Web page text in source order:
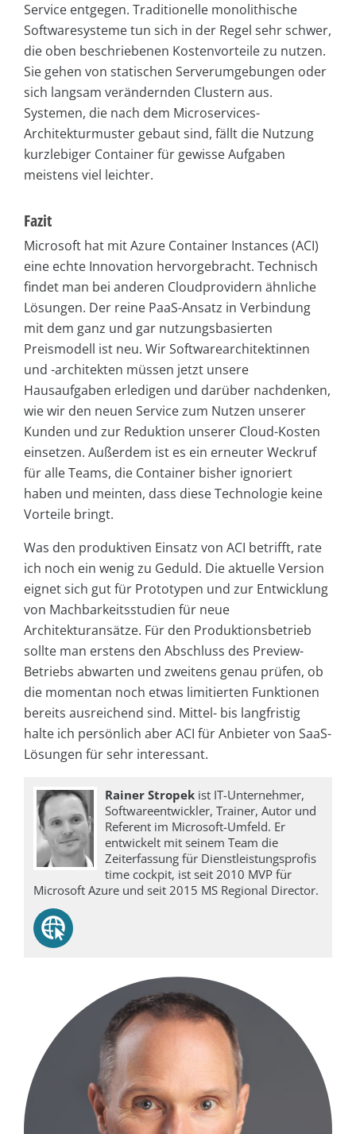
Service entgegen. Traditionelle monolithische
Softwaresysteme tun sich in der Regel sehr schwer,
die oben beschriebenen Kostenvorteile zu nutzen.
Sie gehen von statischen Serverumgebungen oder
sich langsam verändernden Clustern aus.
Systemen, die nach dem Microservices-
Architekturmuster gebaut sind, fällt die Nutzung
kurzlebiger Container für gewisse Aufgaben
meistens viel leichter.
Fazit
Microsoft hat mit Azure Container Instances (ACI)
eine echte Innovation hervorgebracht. Technisch
findet man bei anderen Cloudprovidern ähnliche
Lösungen. Der reine PaaS-Ansatz in Verbindung
mit dem ganz und gar nutzungsbasierten
Preismodell ist neu. Wir Softwarearchitektinnen
und -architekten müssen jetzt unsere
Hausaufgaben erledigen und darüber nachdenken,
wie wir den neuen Service zum Nutzen unserer
Kunden und zur Reduktion unserer Cloud-Kosten
einsetzen. Außerdem ist es ein erneuter Weckruf
für alle Teams, die Container bisher ignoriert
haben und meinten, dass diese Technologie keine
Vorteile bringt.
Was den produktiven Einsatz von ACI betrifft, rate
ich noch ein wenig zu Geduld. Die aktuelle Version
eignet sich gut für Prototypen und zur Entwicklung
von Machbarkeitsstudien für neue
Architekturansätze. Für den Produktionsbetrieb
sollte man erstens den Abschluss des Preview-
Betriebs abwarten und zweitens genau prüfen, ob
die momentan noch etwas limitierten Funktionen
bereits ausreichend sind. Mittel- bis langfristig
halte ich persönlich aber ACI für Anbieter von SaaS-
Lösungen für sehr interessant.
Rainer Stropek ist IT-Unternehmer,
Softwareentwickler, Trainer, Autor und
Referent im Microsoft-Umfeld. Er
entwickelt mit seinem Team die
Zeiterfassung für Dienstleistungsprofis
time cockpit, ist seit 2010 MVP für
Microsoft Azure und seit 2015 MS Regional Director.